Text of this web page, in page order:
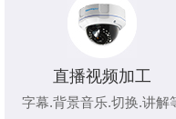
直播视频加工
字幕.背景音乐.切换.讲解